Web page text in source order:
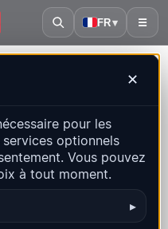
FR▾ ☰
✕
pour les
optionnels
Vous pouvez
à tout moment.
▸
événements récents
Derniers dans ce pays